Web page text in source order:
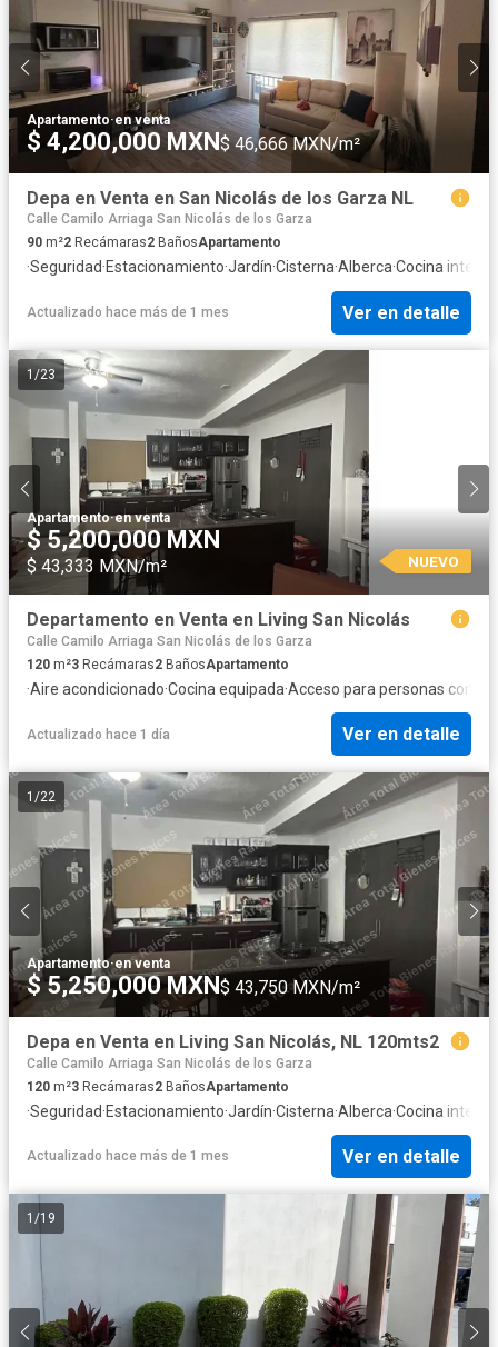
Apartamento·en venta
$ 4,200,000 MXN$ 46,666 MXN/m²
Depa en Venta en San Nicolás de los Garza NL
Calle Camilo Arriaga San Nicolás de los Garza
90 m²2 Recámaras2 BañosApartamento
·Seguridad·Estacionamiento·Jardín·Cisterna·Alberca·Cocina
Actualizado hace más de 1 mes Ver en detalle
1 /23
Apartamento·en venta
$ 5,200,000 MXN
$ 43,333 MXN/m² NUEVO
Departamento en Venta en Living San Nicolás
Calle Camilo Arriaga San Nicolás de los Garza
120 m²3 Recámaras2 BañosApartamento
·Aire acondicionado·Cocina equipada·Acceso para personas con
Actualizado hace 1 día Ver en detalle
1 /22
Apartamento·en venta
$ 5,250,000 MXN$ 43,750 MXN/m²
Depa en Venta en Living San Nicolás, NL 120mts2
Calle Camilo Arriaga San Nicolás de los Garza
120 m²3 Recámaras2 BañosApartamento
·Seguridad·Estacionamiento·Jardín·Cisterna·Alberca·Cocina
Actualizado hace más de 1 mes Ver en detalle
1 /19